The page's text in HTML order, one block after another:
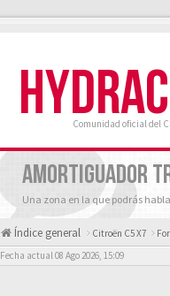
Comunidad oficial del
AMORTIGUADOR
Una zona en la que podrás
Índice general Citroën C5 X7
Fecha actual 08 Ago 2026, 15:09